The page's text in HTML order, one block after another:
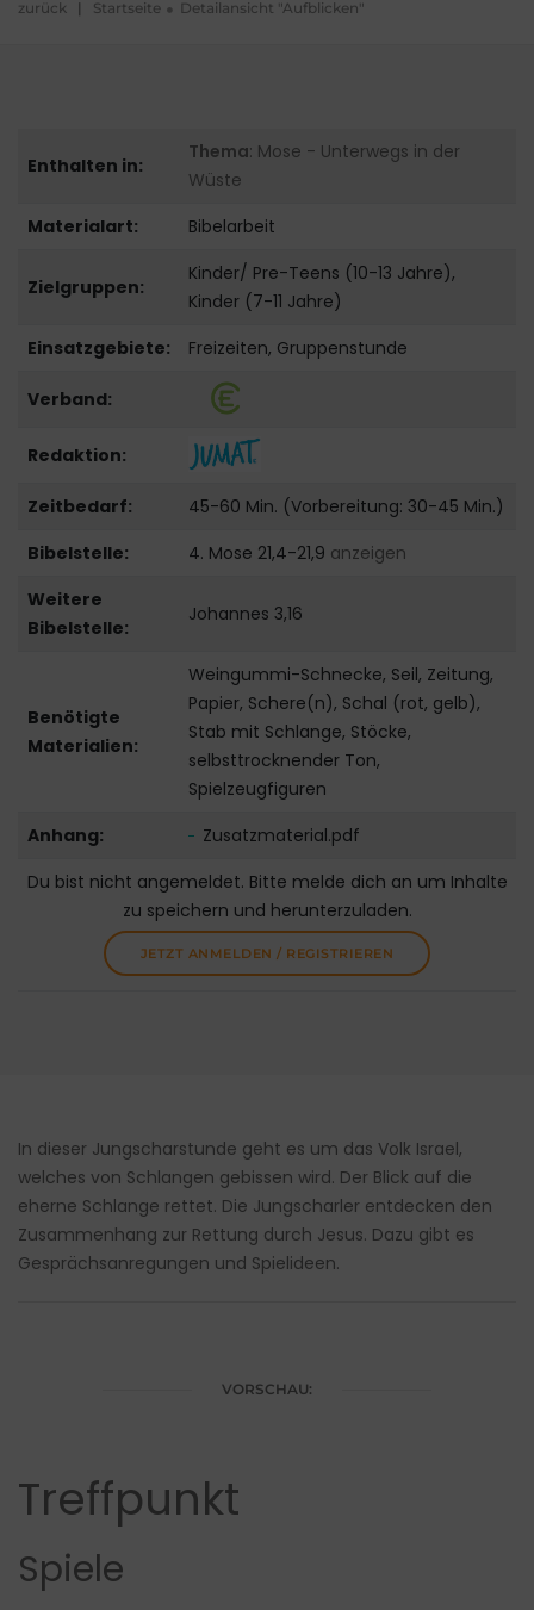
zurück | Startseite Detailansicht "Aufblicken"
Enthalten in:
Thema: Mose - Unterwegs in der
Wüste
Materialart:
Bibelarbeit
Zielgruppen:
Kinder/ Pre-Teens (10-13 Jahre),
Kinder (7-11 Jahre)
Einsatzgebiete:
Freizeiten, Gruppenstunde
Verband:
Redaktion:
Zeitbedarf:
45-60 Min. (Vorbereitung: 30-45 Min.)
Bibelstelle:
4. Mose 21,4-21,9 anzeigen
Weitere
Bibelstelle:
Johannes 3,16
Benötigte
Materialien:
Weingummi-Schnecke, Seil, Zeitung,
Papier, Schere(n), Schal (rot, gelb),
Stab mit Schlange, Stöcke,
selbsttrocknender Ton,
Spielzeugfiguren
Anhang:
Zusatzmaterial.pdf
Du bist nicht angemeldet. Bitte melde dich an um Inhalte
zu speichern und herunterzuladen.
JETZT ANMELDEN / REGISTRIEREN
In dieser Jungscharstunde geht es um das Volk Israel,
welches von Schlangen gebissen wird. Der Blick auf die
eherne Schlange rettet. Die Jungscharler entdecken den
Zusammenhang zur Rettung durch Jesus. Dazu gibt es
Gesprächsanregungen und Spielideen.
VORSCHAU:
Treffpunkt
Spiele